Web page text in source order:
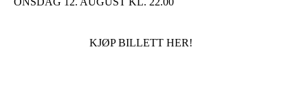
KJØP BILLETT HER!